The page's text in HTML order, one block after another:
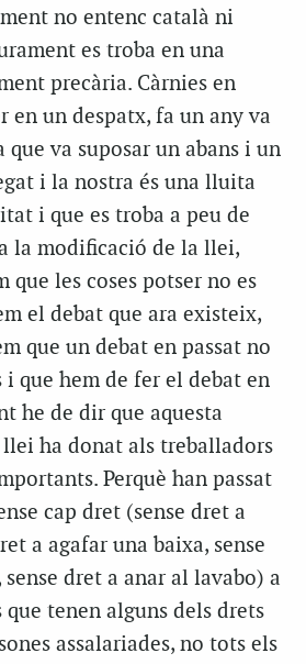
no entenc català ni
es troba en una
precària. Càrnies en
un despatx, fa un any va
que va suposar un abans i un
i la nostra és una lluita
i que es troba a peu de
la modificació de la llei,
que les coses potser no es
el debat que ara existeix,
que un debat en passat no
i que hem de fer el debat en
he de dir que aquesta
ha donat als treballadors
Perquè han passat
cap dret (sense dret a
a agafar una baixa, sense
dret a anar al lavabo) a
que tenen alguns dels drets
assalariades, no tots els